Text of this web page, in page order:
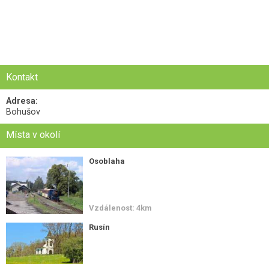
Kontakt
Adresa:
Bohušov
Místa v okolí
Osoblaha
Vzdálenost: 4km
Rusín